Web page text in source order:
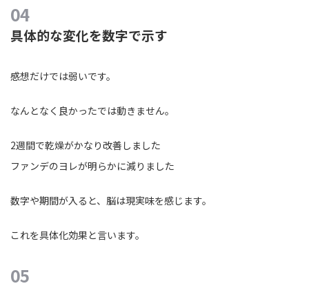
具体的な変化を数字で示す
感想だけでは弱いです。
なんとなく良かったでは動きません。
2週間で乾燥がかなり改善しました
ファンデのヨレが明らかに減りました
数字や期間が入ると、脳は現実味を感じます。
これを具体化効果と言います。